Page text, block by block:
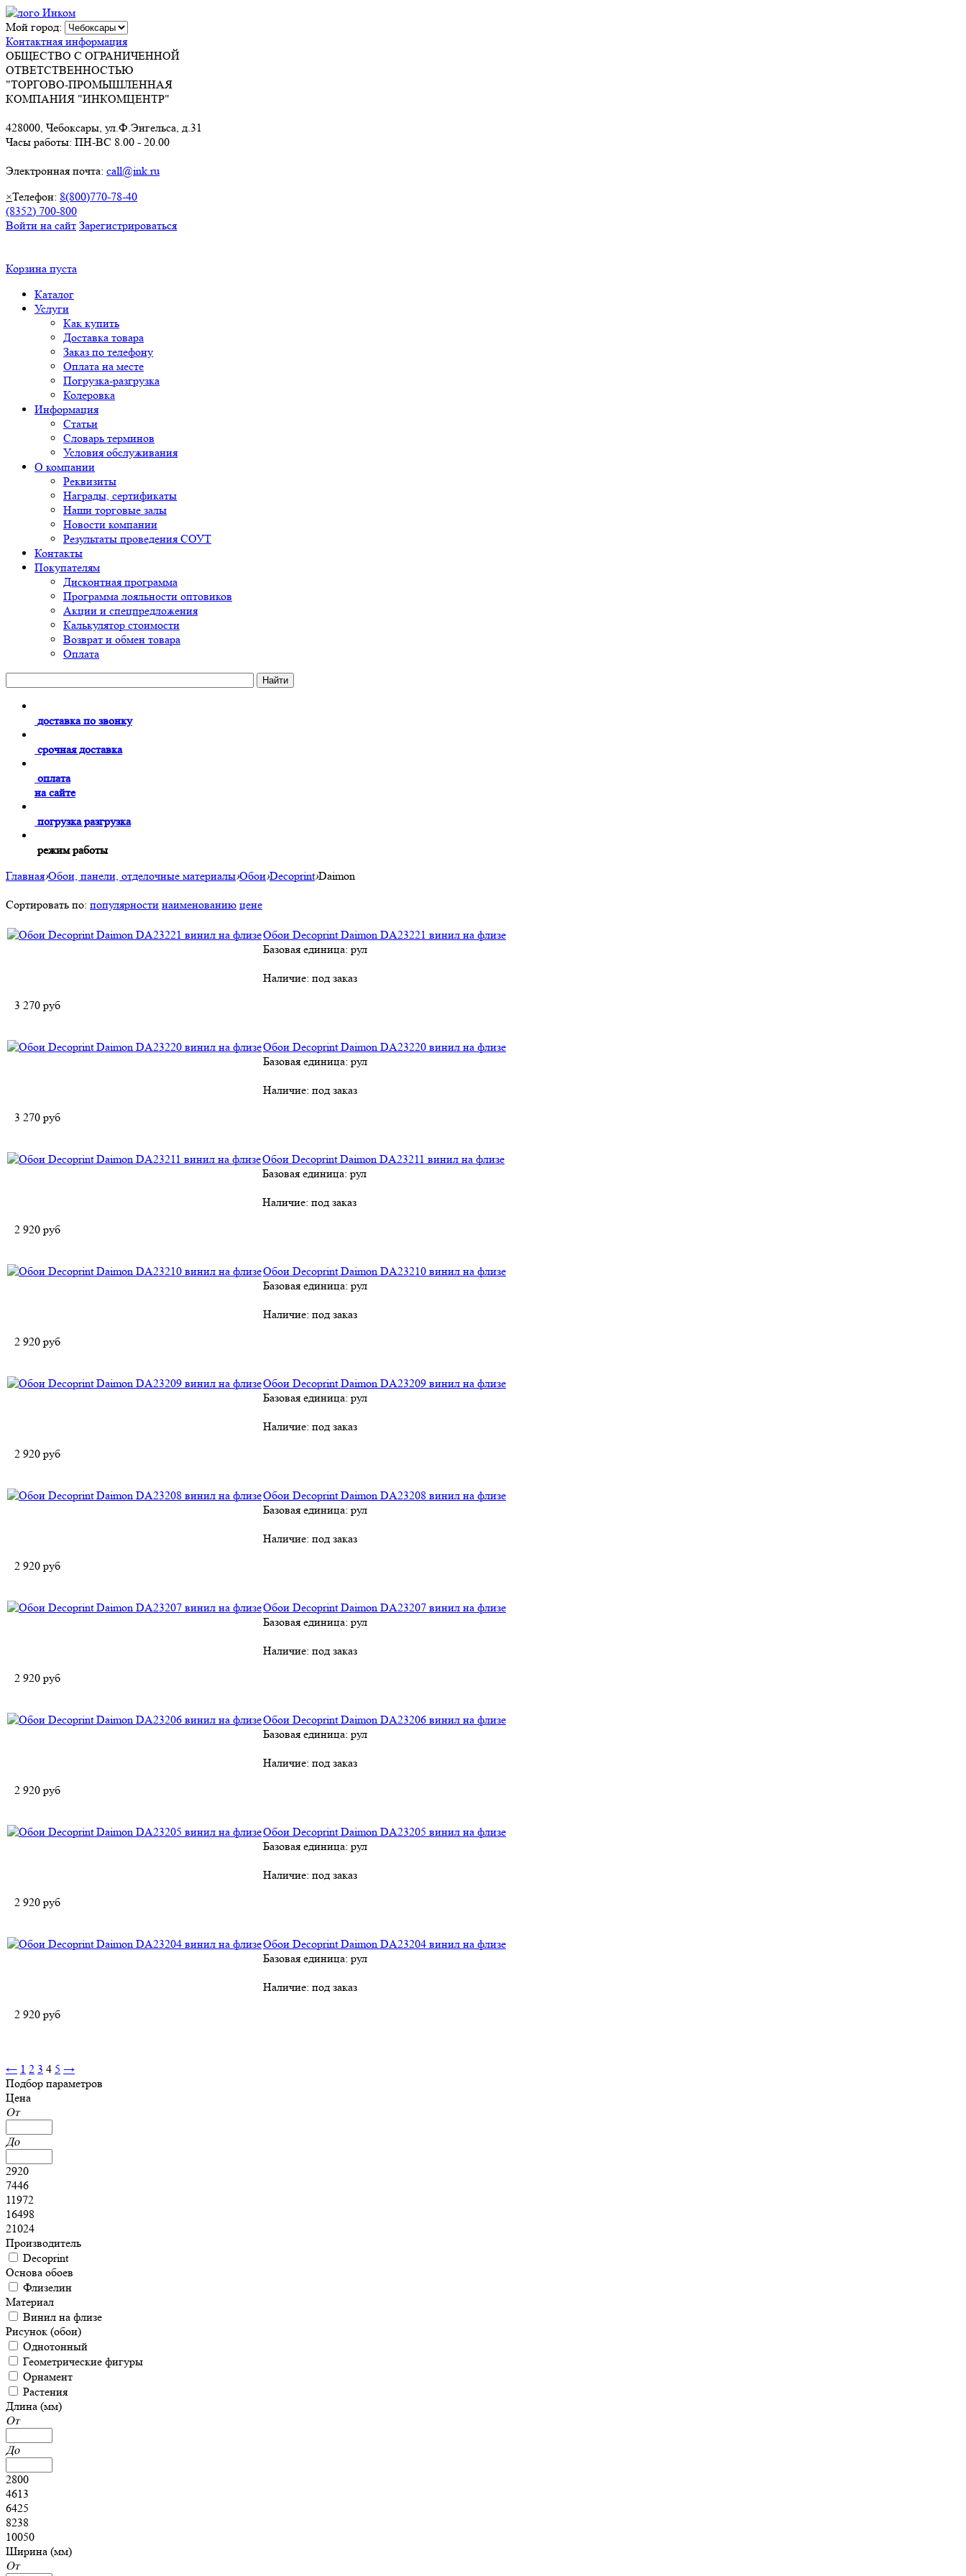
Мой город:
Контактная информация
ОБЩЕСТВО С ОГРАНИЧЕННОЙ
ОТВЕТСТВЕННОСТЬЮ
"ТОРГОВО-ПРОМЫШЛЕННАЯ
КОМПАНИЯ "ИНКОМЦЕНТР"
428000, Чебоксары, ул.Ф.Энгельса, д.31
Часы работы: ПН-ВС 8.00 - 20.00
Электронная почта: call@ink.ru
×Телефон: 8(800)770-78-40
(8352) 700-800
Войти на сайт Зарегистрироваться
Корзина пуста
Каталог
Услуги
Как купить
Доставка товара
Заказ по телефону
Оплата на месте
Погрузка-разгрузка
Колеровка
Информация
Статьи
Словарь терминов
Условия обслуживания
О компании
Реквизиты
Награды, сертификаты
Наши торговые залы
Новости компании
Результаты проведения СОУТ
Контакты
Покупателям
Дисконтная программа
Программа лояльности оптовиков
Акции и спецпредложения
Калькулятор стоимости
Возврат и обмен товара
Оплата
доставка по звонку
срочная доставка
оплата
на сайте
погрузка разгрузка
режим работы
Главная›Обои, панели, отделочные материалы›Обои›Decoprint›Daimon
Сортировать по: популярности наименованию цене
Обои Decoprint Daimon DA23221 винил на флизе
Базовая единица: рул
Наличие: под заказ
3 270 руб
Обои Decoprint Daimon DA23220 винил на флизе
Базовая единица: рул
Наличие: под заказ
3 270 руб
Обои Decoprint Daimon DA23211 винил на флизе
Базовая единица: рул
Наличие: под заказ
2 920 руб
Обои Decoprint Daimon DA23210 винил на флизе
Базовая единица: рул
Наличие: под заказ
2 920 руб
Обои Decoprint Daimon DA23209 винил на флизе
Базовая единица: рул
Наличие: под заказ
2 920 руб
Обои Decoprint Daimon DA23208 винил на флизе
Базовая единица: рул
Наличие: под заказ
2 920 руб
Обои Decoprint Daimon DA23207 винил на флизе
Базовая единица: рул
Наличие: под заказ
2 920 руб
Обои Decoprint Daimon DA23206 винил на флизе
Базовая единица: рул
Наличие: под заказ
2 920 руб
Обои Decoprint Daimon DA23205 винил на флизе
Базовая единица: рул
Наличие: под заказ
2 920 руб
Обои Decoprint Daimon DA23204 винил на флизе
Базовая единица: рул
Наличие: под заказ
2 920 руб
← 1 2 3 4 5 →
Подбор параметров
Цена
От
До
2920
7446
11972
16498
21024
Производитель
Decoprint
Основа обоев
Флизелин
Материал
Винил на флизе
Рисунок (обои)
Однотонный
Геометрические фигуры
Орнамент
Растения
Длина (мм)
От
До
2800
4613
6425
8238
10050
Ширина (мм)
От